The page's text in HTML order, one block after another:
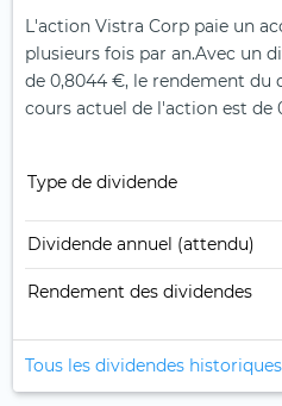
L'action Vistra Corp paie un
plusieurs fois par an.Avec un
de 0,8044 €, le rendement du
cours actuel de l'action est de
Type de dividende
Dividende annuel (attendu)
Rendement des dividendes
Tous les dividendes historiques